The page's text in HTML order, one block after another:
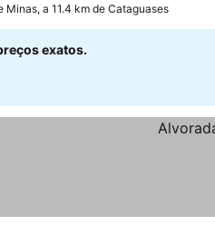
Minas, a 11.4 km de Cataguases
exatos.